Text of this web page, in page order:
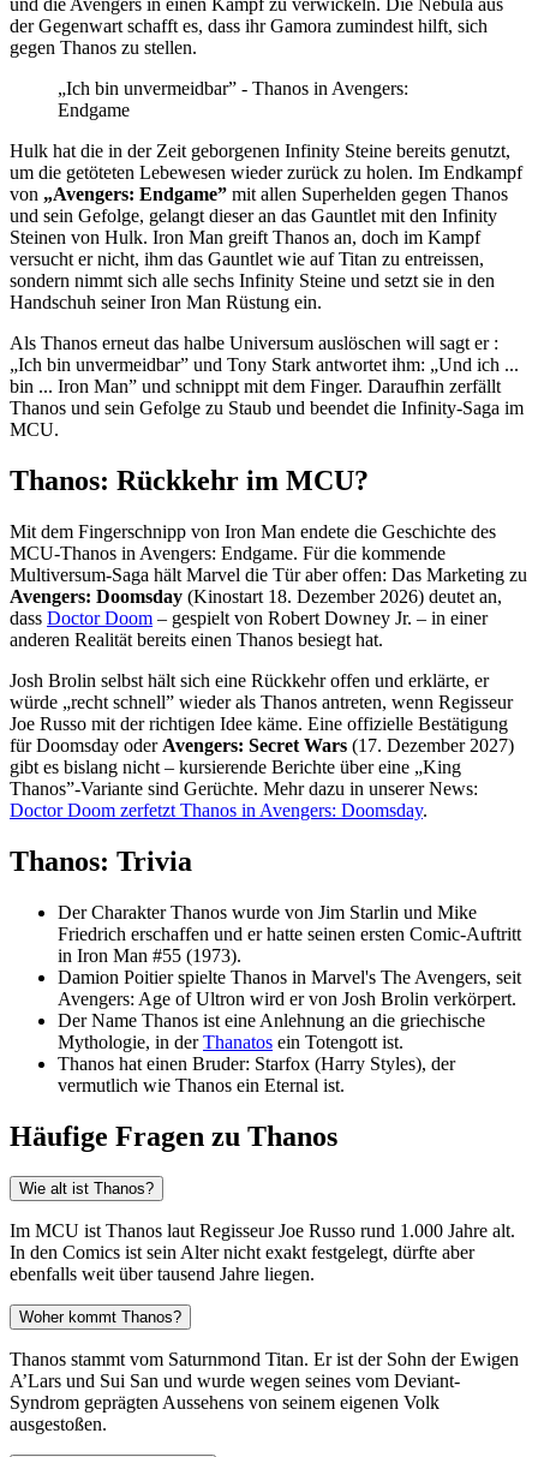
und die Avengers in einen Kampf zu verwickeln. Die Nebula aus
der Gegenwart schafft es, dass ihr Gamora zumindest hilft, sich
gegen Thanos zu stellen.
„Ich bin unvermeidbar” - Thanos in Avengers:
Endgame
Hulk hat die in der Zeit geborgenen Infinity Steine bereits genutzt,
um die getöteten Lebewesen wieder zurück zu holen. Im Endkampf
von „Avengers: Endgame” mit allen Superhelden gegen Thanos
und sein Gefolge, gelangt dieser an das Gauntlet mit den Infinity
Steinen von Hulk. Iron Man greift Thanos an, doch im Kampf
versucht er nicht, ihm das Gauntlet wie auf Titan zu entreissen,
sondern nimmt sich alle sechs Infinity Steine und setzt sie in den
Handschuh seiner Iron Man Rüstung ein.
Als Thanos erneut das halbe Universum auslöschen will sagt er :
„Ich bin unvermeidbar” und Tony Stark antwortet ihm: „Und ich ...
bin ... Iron Man” und schnippt mit dem Finger. Daraufhin zerfällt
Thanos und sein Gefolge zu Staub und beendet die Infinity-Saga im
MCU.
Thanos: Rückkehr im MCU?
Mit dem Fingerschnipp von Iron Man endete die Geschichte des
MCU-Thanos in Avengers: Endgame. Für die kommende
Multiversum-Saga hält Marvel die Tür aber offen: Das Marketing zu
Avengers: Doomsday (Kinostart 18. Dezember 2026) deutet an,
dass Doctor Doom – gespielt von Robert Downey Jr. – in einer
anderen Realität bereits einen Thanos besiegt hat.
Josh Brolin selbst hält sich eine Rückkehr offen und erklärte, er
würde „recht schnell” wieder als Thanos antreten, wenn Regisseur
Joe Russo mit der richtigen Idee käme. Eine offizielle Bestätigung
für Doomsday oder Avengers: Secret Wars (17. Dezember 2027)
gibt es bislang nicht – kursierende Berichte über eine „King
Thanos”-Variante sind Gerüchte. Mehr dazu in unserer News:
Doctor Doom zerfetzt Thanos in Avengers: Doomsday.
Thanos: Trivia
Der Charakter Thanos wurde von Jim Starlin und Mike
Friedrich erschaffen und er hatte seinen ersten Comic-Auftritt
in Iron Man #55 (1973).
Damion Poitier spielte Thanos in Marvel's The Avengers, seit
Avengers: Age of Ultron wird er von Josh Brolin verkörpert.
Der Name Thanos ist eine Anlehnung an die griechische
Mythologie, in derThanatos ein Totengott ist.
Thanos hat einen Bruder: Starfox (Harry Styles), der
vermutlich wie Thanos ein Eternal ist.
Häufige Fragen zu Thanos
Wie alt ist Thanos?
Im MCU ist Thanos laut Regisseur Joe Russo rund 1.000 Jahre alt.
In den Comics ist sein Alter nicht exakt festgelegt, dürfte aber
ebenfalls weit über tausend Jahre liegen.
Woher kommt Thanos?
Thanos stammt vom Saturnmond Titan. Er ist der Sohn der Ewigen
A’Lars und Sui San und wurde wegen seines vom Deviant-
Syndrom geprägten Aussehens von seinem eigenen Volk
ausgestoßen.